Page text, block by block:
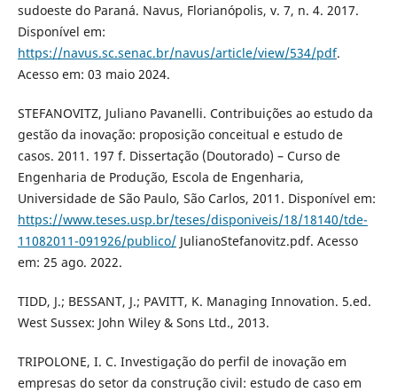
sudoeste do Paraná. Navus, Florianópolis, v. 7, n. 4. 2017.
Disponível em:
https://navus.sc.senac.br/navus/article/view/534/pdf.
Acesso em: 03 maio 2024.
STEFANOVITZ, Juliano Pavanelli. Contribuições ao estudo da
gestão da inovação: proposição conceitual e estudo de
casos. 2011. 197 f. Dissertação (Doutorado) – Curso de
Engenharia de Produção, Escola de Engenharia,
Universidade de São Paulo, São Carlos, 2011. Disponível em:
https://www.teses.usp.br/teses/disponiveis/18/18140/tde-
11082011-091926/publico/JulianoStefanovitz.pdf. Acesso
em: 25 ago. 2022.
TIDD, J.; BESSANT, J.; PAVITT, K. Managing Innovation. 5.ed.
West Sussex: John Wiley & Sons Ltd., 2013.
TRIPOLONE, I. C. Investigação do perfil de inovação em
empresas do setor da construção civil: estudo de caso em